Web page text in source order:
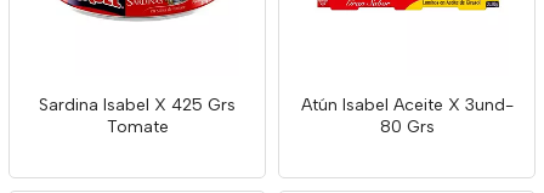
Sardina Isabel X 425 Grs
Tomate
Atún Isabel Aceite X 3und-
80 Grs